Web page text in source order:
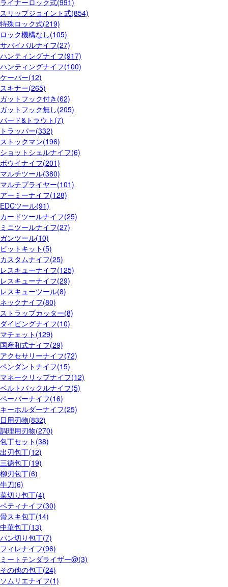
スリップジョイント式(854)
特殊ロック式(219)
ロック機構なし(105)
サバイバルナイフ(27)
ハンティングナイフ(917)
ハンティングナイフ(100)
ケーパー(12)
スキナー(265)
ガットフック付き(62)
ガットフック無し(205)
バード&トラウト(7)
トラッパー(332)
ストックマン(196)
ショットシェルナイフ(6)
ボウイナイフ(201)
マルチツール(380)
マルチプライヤー(101)
アーミーナイフ(128)
EDCツール(91)
カードツールナイフ(25)
ミニツールナイフ(27)
ガンツール(10)
ビットキット(5)
カスタムナイフ(25)
レスキューナイフ(125)
レスキューナイフ(29)
レスキューツール(8)
ネックナイフ(80)
ストラップカッター(8)
ダイビングナイフ(10)
マチェット(129)
国産和式ナイフ(29)
アクセサリーナイフ(72)
ペンダントナイフ(15)
マネークリップナイフ(12)
ベルトバックルナイフ(5)
ペーパーナイフ(16)
キーホルダーナイフ(25)
日用刃物(832)
調理用刃物(270)
包丁セット(38)
出刃包丁(12)
三徳包丁(19)
柳刃包丁(6)
牛刀(6)
菜切り包丁(4)
ペティナイフ(30)
骨スキ包丁(14)
中華包丁(13)
パン切り包丁(7)
フィレナイフ(96)
ミートテンダライザー@(3)
その他の包丁(24)
ソムリエナイフ(1)